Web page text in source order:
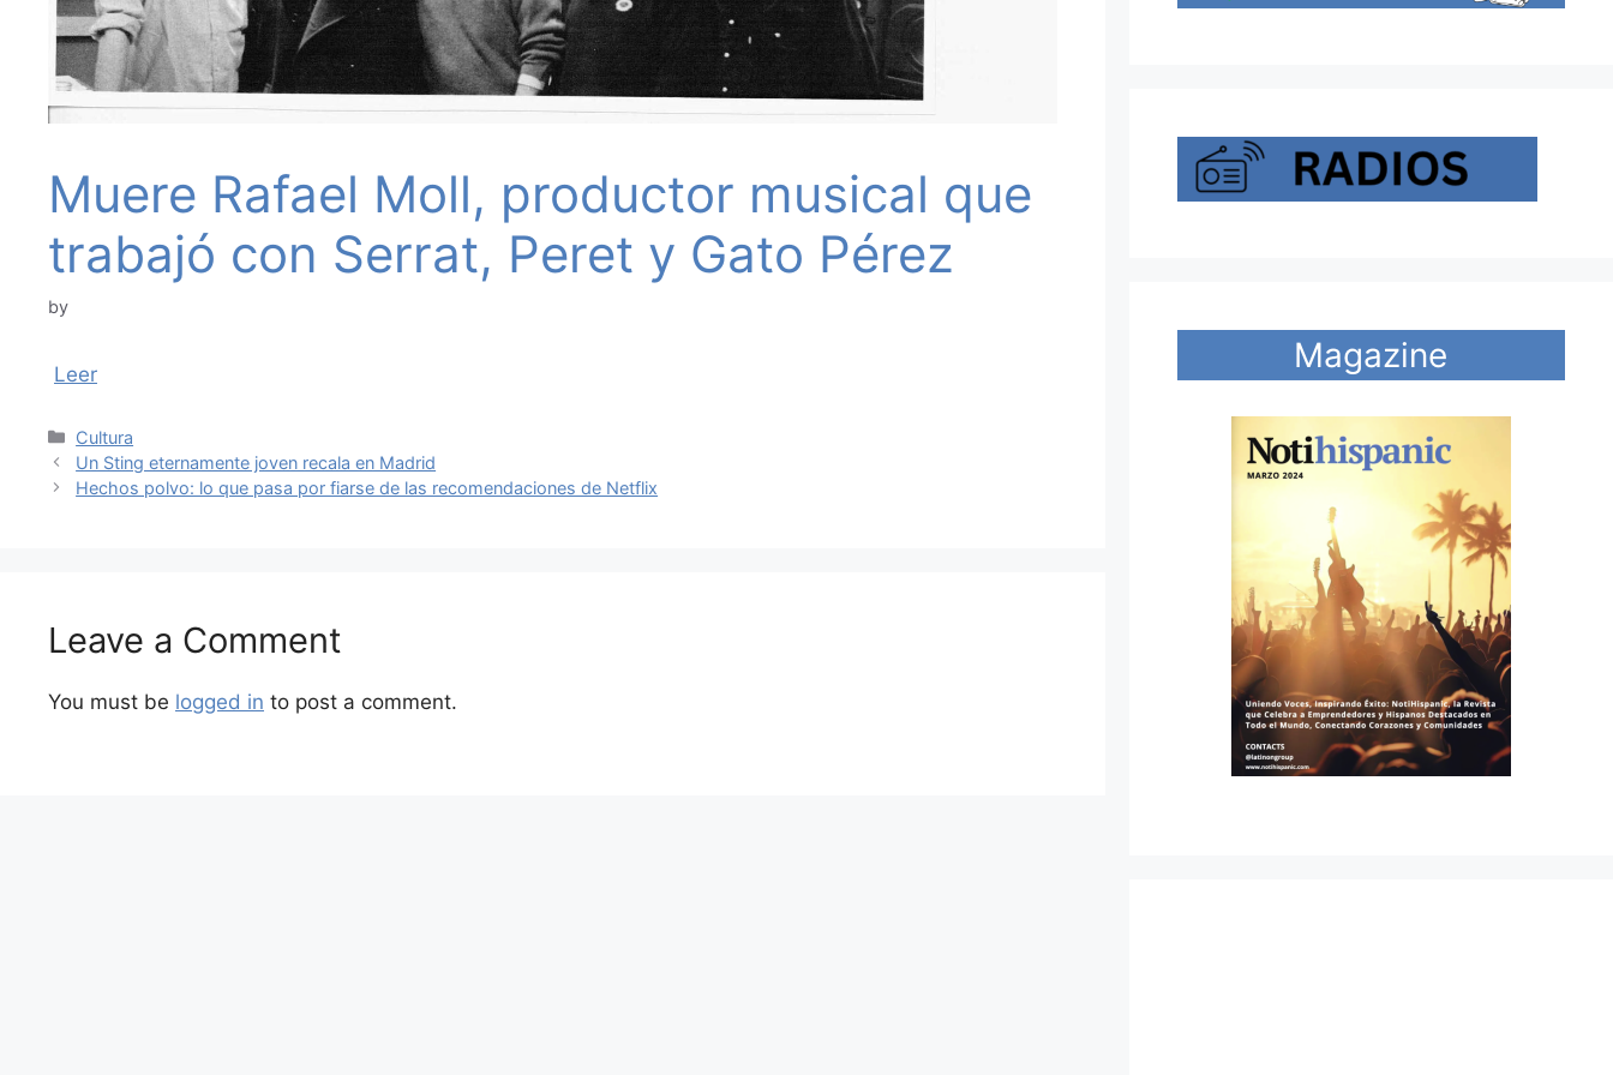
Muere Rafael Moll, productor musical que
trabajó con Serrat, Peret y Gato Pérez
by
Leer
Categories
Cultura
Un Sting eternamente joven recala en Madrid
Hechos polvo: lo que pasa por fiarse de las recomendaciones de Netflix
Leave a Comment
You must be logged in to post a comment.
Magazine